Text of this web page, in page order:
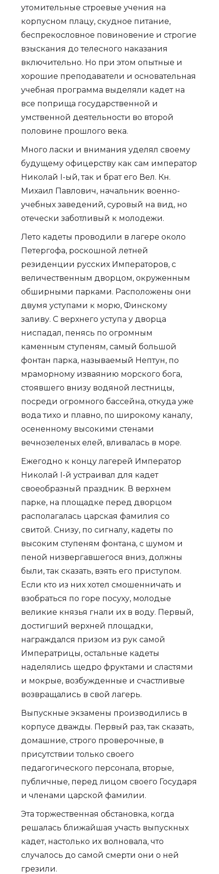
утомительные строевые учения на
корпусном плацу, скудное питание,
беспрекословное повиновение и строгие
взыскания до телесного наказания
включительно. Но при этом опытные и
хорошие преподаватели и основательная
учебная программа выделяли кадет на
все поприща государственной и
умственной деятельности во второй
половине прошлого века.
Много ласки и внимания уделял своему
будущему офицерству как сам император
Николай I-ый, так и брат его Вел. Кн.
Михаил Павлович, начальник военно-
учебных заведений, суровый на вид, но
отечески заботливый к молодежи.
Лето кадеты проводили в лагере около
Петергофа, роскошной летней
резиденции русских Императоров, с
величественным дворцом, окруженным
обширными парками. Расположены они
двумя уступами к морю, Финскому
заливу. С верхнего уступа у дворца
ниспадал, пенясь по огромным
каменным ступеням, самый большой
фонтан парка, называемый Нептун, по
мраморному изваянию морского бога,
стоявшего внизу водяной лестницы,
посреди огромного бассейна, откуда уже
вода тихо и плавно, по широкому каналу,
осененному высокими стенами
вечнозеленых елей, вливалась в море.
Ежегодно к концу лагерей Император
Николай I-й устраивал для кадет
своеобразный праздник. В верхнем
парке, на площадке перед дворцом
располагалась царская фамилия со
свитой. Снизу, по сигналу, кадеты по
высоким ступеням фонтана, с шумом и
пеной низвергавшегося вниз, должны
были, так сказать, взять его приступом.
Если кто из них хотел смошенничать и
взобраться по горе посуху, молодые
великие князья гнали их в воду. Первый,
достигший верхней площадки,
награждался призом из рук самой
Императрицы, остальные кадеты
наделялись щедро фруктами и сластями
и мокрые, возбужденные и счастливые
возвращались в свой лагерь.
Выпускные экзамены производились в
корпусе дважды. Первый раз, так сказать,
домашние, строго проверочные, в
присутствии только своего
педагогического персонала, вторые,
публичные, перед лицом своего Государя
и членами царской фамилии.
Эта торжественная обстановка, когда
решалась ближайшая участь выпускных
кадет, настолько их волновала, что
случалось до самой смерти они о ней
грезили.